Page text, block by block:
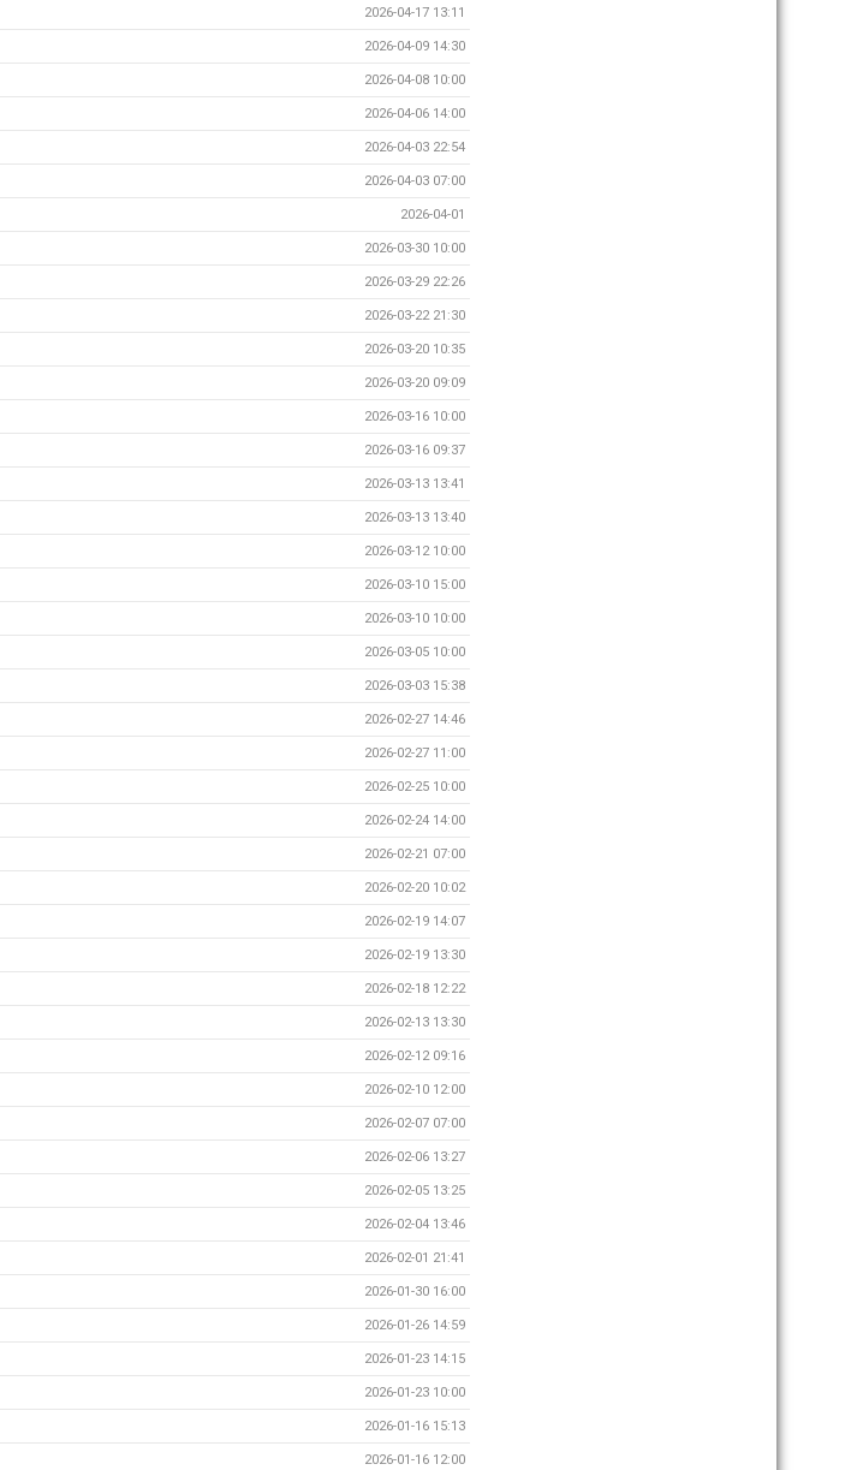
2026-04-17 13:11
2026-04-09 14:30
2026-04-08 10:00
2026-04-06 14:00
2026-04-03 22:54
2026-04-03 07:00
2026-04-01
2026-03-30 10:00
2026-03-29 22:26
2026-03-22 21:30
2026-03-20 10:35
2026-03-20 09:09
2026-03-16 10:00
2026-03-16 09:37
2026-03-13 13:41
2026-03-13 13:40
2026-03-12 10:00
2026-03-10 15:00
2026-03-10 10:00
2026-03-05 10:00
2026-03-03 15:38
2026-02-27 14:46
2026-02-27 11:00
2026-02-25 10:00
2026-02-24 14:00
2026-02-21 07:00
2026-02-20 10:02
2026-02-19 14:07
2026-02-19 13:30
2026-02-18 12:22
2026-02-13 13:30
2026-02-12 09:16
2026-02-10 12:00
2026-02-07 07:00
2026-02-06 13:27
2026-02-05 13:25
2026-02-04 13:46
2026-02-01 21:41
2026-01-30 16:00
2026-01-26 14:59
2026-01-23 14:15
2026-01-23 10:00
2026-01-16 15:13
2026-01-16 12:00